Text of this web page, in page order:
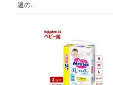
週の...